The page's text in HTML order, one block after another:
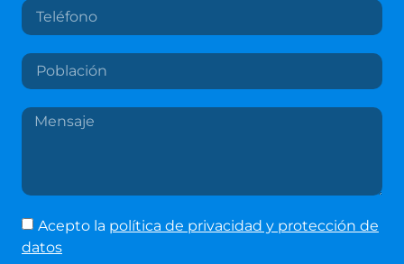
Acepto la política de privacidad y protección de
datos